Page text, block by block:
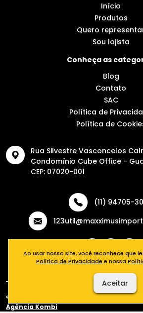
Início
Produtos
Quero
Sou lojista
Conheça as
Blog
Contato
SAC
Política de
Política de
Rua Silvestre Vasconcelos
Condomínio Cube Office -
CEP: 07020-001
(11) 94705-
® 2026 - 123Útil - Todos os direitos
Agência Kombi
Ao usar nosso site, você reconhece que
Política de Privacidade e nossa
Aceitar